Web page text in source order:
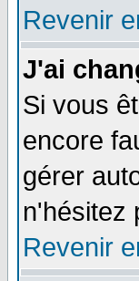
Revenir
J'ai
Si vous
encore
gérer
n'hésitez
Revenir